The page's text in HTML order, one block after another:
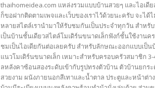
thaihomeidea.com แหล่งรวมแบบบ้านสวยๆ และไอเดี
ก็ขอฝากติดตามเพจและเว็บของเราไว้ด้วยนะครับ จะไ
หลายสไตล์เรานำมาให้รับชมกันเป็นประจำทุกวัน สำหรั
เป็นบ้านชั้นเดียวสไตล์โมเดิร์นขนาดเล็กฟังก์ชั้นใช้งาน
ชมเป็นไอเดียกันต่อเลยครับ สำหรับลักษณะออกแบบเป็
แนวโมเดิร์นขนาดเล็ก เหมาะสำหรับครอบครัวสมาชิก
ลหลังคาซ้อนสองระดับเข้ากับรูปทรงตัวบ้าน ตัวบ้านยกร
สวยงาม ผนังภายนอกสีเทาและน้ำตาล ประตูและหน้าต่า